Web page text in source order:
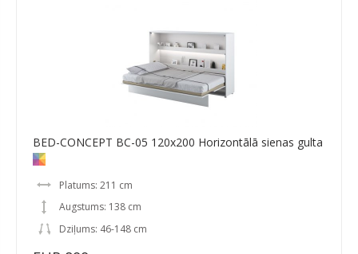
BED-CONCEPT BC-05 120x200 Horizontālā sienas gulta
Platums: 211 cm
Augstums: 138 cm
Dziļums: 46-148 cm